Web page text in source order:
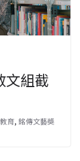
文組截
育, 銘傳文藝奬